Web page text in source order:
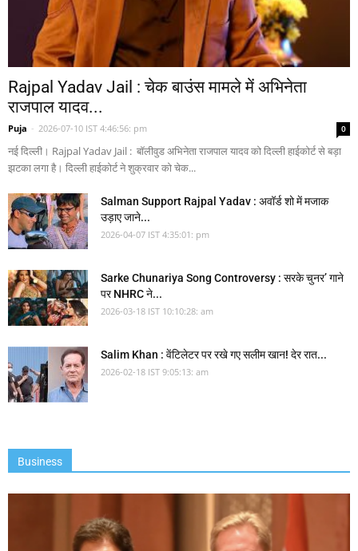
Rajpal Yadav Jail : चेक बाउंस मामले में अभिनेता
राजपाल यादव...
Puja - 2026-07-10 IST 4:46:56: pm 0
नई दिल्ली। Rajpal Yadav Jail : बॉलीवुड अभिनेता राजपाल यादव को दिल्ली हाईकोर्ट से बड़ा
झटका लगा है। दिल्ली हाईकोर्ट ने शुक्रवार को चेक...
Salman Support Rajpal Yadav : अवॉर्ड शो में मजाक
उड़ाए जाने...
2026-04-07 IST 4:35:01: pm
Sarke Chunariya Song Controversy : सरके चुनर’ गाने
पर NHRC ने...
2026-03-18 IST 10:10:28: am
Salim Khan : वेंटिलेटर पर रखे गए सलीम खान! देर रात...
2026-02-18 IST 9:05:13: am
Business